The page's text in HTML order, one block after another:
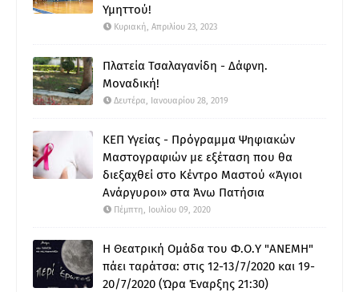
Υμηττού!
Κυριακή, Απριλίου 23, 2023
Πλατεία Τσαλαγανίδη - Δάφνη.
Μοναδική!
Δευτέρα, Ιανουαρίου 28, 2019
ΚΕΠ Υγείας - Πρόγραμμα Ψηφιακών
Μαστογραφιών με εξέταση που θα
διεξαχθεί στο Κέντρο Μαστού «Άγιοι
Ανάργυροι» στα Άνω Πατήσια
Πέμπτη, Ιουλίου 09, 2020
Η Θεατρική Ομάδα του Φ.Ο.Υ "ΑΝΕΜΗ"
πάει ταράτσα: στις 12-13/7/2020 και 19-
20/7/2020 (Ώρα Έναρξης 21:30)